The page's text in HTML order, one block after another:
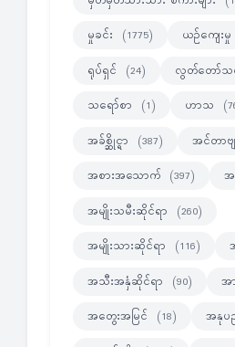
မှုခင်း (1775) ယဉ်ကျေးမှု
ရုပ်ရှင် (24) လွတ်တော်သ
သရော်စာ (1) ဟာသ
အခ်စ္ဆိုင္ရာ (387) အင်တာဗ
အစားအသောက် (397)
အမျိုးသမီးဆိုင်ရာ (260)
အမျိုးသားဆိုင်ရာ (116)
အသီးအနှံဆိုင်ရာ (90) အ
အတွေးအမြင် (18) အနုပ